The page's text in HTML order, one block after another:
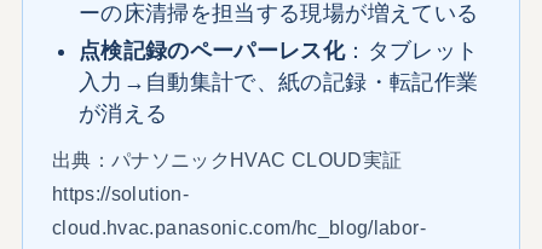
ーの床清掃を担当する現場が増えている
点検記録のペーパーレス化：タブレット
入力→自動集計で、紙の記録・転記作業
が消える
出典：パナソニックHVAC CLOUD実証
https://solution-
cloud.hvac.panasonic.com/hc_blog/labor-